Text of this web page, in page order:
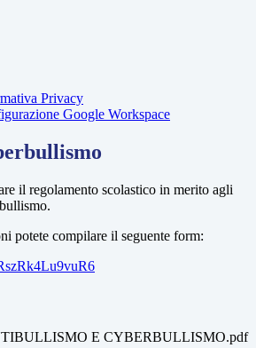
Privacy
Google Workspace
il regolamento scolastico in merito agli
potete compilare il seguente form:
E CYBERBULLISMO.pdf